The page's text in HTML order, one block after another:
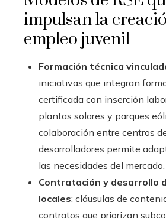
impulsan la
empleo juvenil
Formación técnica
iniciativas que integran
certificada con inserción
plantas solares y parques
colaboración entre centros
desarrolladores permite
las necesidades del mercado.
Contratación y desarrollo
locales: cláusulas de
contratos que priorizan